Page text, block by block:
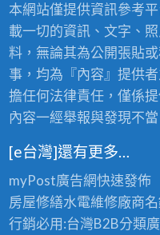
本網站僅提供資訊參考
載一切的資訊、文字、
料，無論其為公開張貼
事，均為『內容』提供
擔任何法律責任，僅係
內容一經舉報與發現不
[e台灣]還有更多…
myPost廣告網快速發佈
房屋修繕水電維修廠商
行銷必用:台灣B2B分類